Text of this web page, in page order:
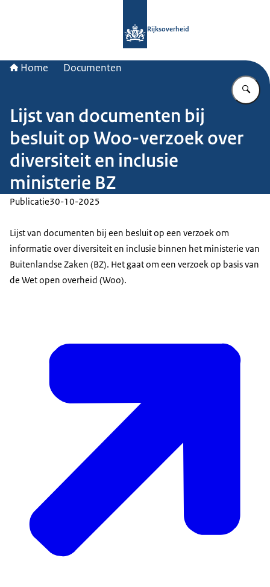
Rijksoverheid
Home Documenten
Lijst van documenten bij
besluit op Woo-verzoek over
diversiteit en inclusie
ministerie BZ
Publicatie30-10-2025
Lijst van documenten bij een besluit op een verzoek om
informatie over diversiteit en inclusie binnen het ministerie van
Buitenlandse Zaken (BZ). Het gaat om een verzoek op basis van
de Wet open overheid (Woo).